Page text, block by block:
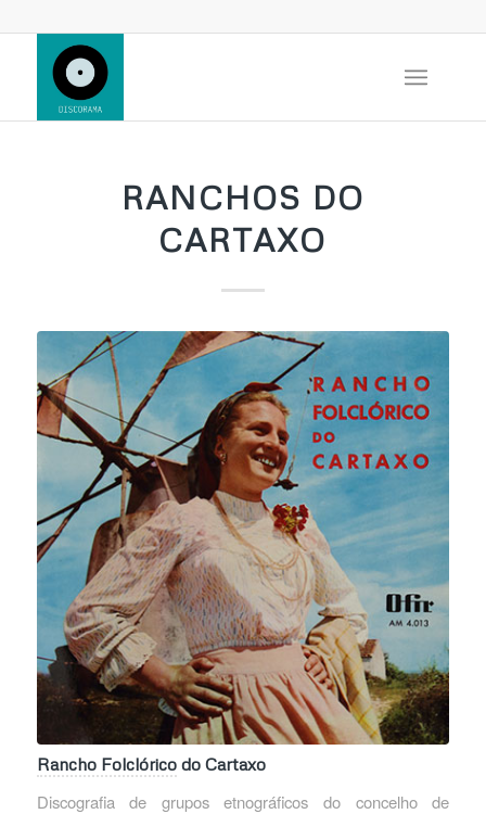
RANCHOS DO
CARTAXO
Rancho Folclóricodo Cartaxo
Discografia de grupos etnográficos do concelho de